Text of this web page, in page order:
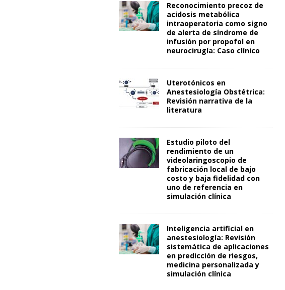
Reconocimiento precoz de
acidosis metabólica
intraoperatoria como signo
de alerta de síndrome de
infusión por propofol en
neurocirugía: Caso clínico
Uterotónicos en
Anestesiología Obstétrica:
Revisión narrativa de la
literatura
Estudio piloto del
rendimiento de un
videolaringoscopio de
fabricación local de bajo
costo y baja fidelidad con
uno de referencia en
simulación clínica
Inteligencia artificial en
anestesiología: Revisión
sistemática de aplicaciones
en predicción de riesgos,
medicina personalizada y
simulación clínica